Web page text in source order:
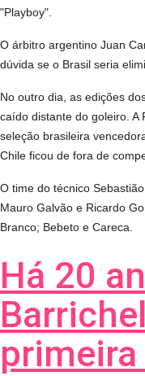
"Playboy".
O árbitro argentino Juan
dúvida se o Brasil seria
No outro dia, as edições
caído distante do goleiro. A
seleção brasileira
Chile ficou de fora de
O time do técnico
Mauro Galvão e Ricardo
Branco; Bebeto e Careca.
Há 20
primeira